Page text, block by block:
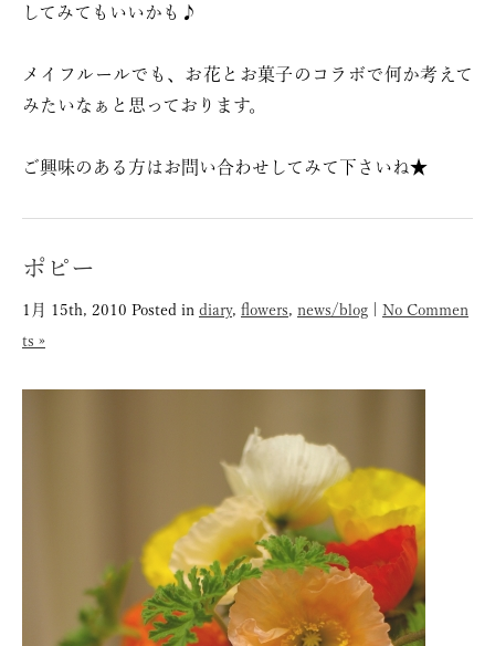
してみてもいいかも♪
メイフルールでも、お花とお菓子のコラボで何か考えて
みたいなぁと思っております。
ご興味のある方はお問い合わせしてみて下さいね★
ポピー
1月 15th, 2010 Posted in diary, flowers news/blog
No Commen
ts »